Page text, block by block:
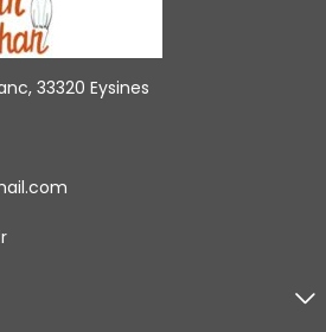
33320 Eysines